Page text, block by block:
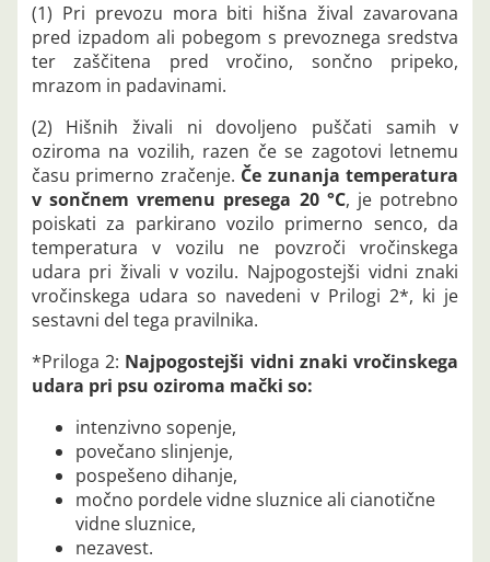
(1) Pri prevozu mora biti hišna žival zavarovana
pred izpadom ali pobegom s prevoznega sredstva
ter zaščitena pred vročino, sončno pripeko,
mrazom in padavinami.
(2) Hišnih živali ni dovoljeno puščati samih v
oziroma na vozilih, razen če se zagotovi letnemu
času primerno zračenje. Če zunanja temperatura
v sončnem vremenu presega 20 °C, je potrebno
poiskati za parkirano vozilo primerno senco, da
temperatura v vozilu ne povzroči vročinskega
udara pri živali v vozilu. Najpogostejši vidni znaki
vročinskega udara so navedeni v Prilogi 2*, ki je
sestavni del tega pravilnika.
*Priloga 2: Najpogostejši vidni znaki vročinskega
udara pri psu oziroma mački so:
intenzivno sopenje,
povečano slinjenje,
pospešeno dihanje,
močno pordele vidne sluznice ali cianotične
vidne sluznice,
nezavest.